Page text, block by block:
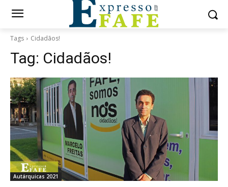
Tags Cidadãos!
Tag: Cidadãos!
Autárquicas 2021